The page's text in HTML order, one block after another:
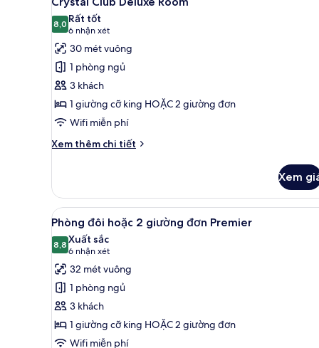
tất
cả
ảnh
Crystal
Club
Deluxe
Room
8,08,0 trên 10
Rất tốt
6 nhận xét
(6
nhận
xét)
30 mét vuông
1 phòng ngủ
3 khách
1 giường cỡ king HOẶC 2 giường đơn
Wifi miễn phí
Xem thêm chi tiết
Chi
Crystal
Club
Deluxe
Room
Xem
Xem
tất
cả
ảnh
Phòng
đôi
hoặc
2
Két bảo mật tại phòng, bàn,
5
Phòng đôi hoặc 2 giường đơn Premier
8,88,8 trên 10
Xuất sắc
6 nhận xét
(6
nhận
xét)
32 mét vuông
1 phòng ngủ
3 khách
1 giường cỡ king HOẶC 2 giường đơn
Wifi miễn phí